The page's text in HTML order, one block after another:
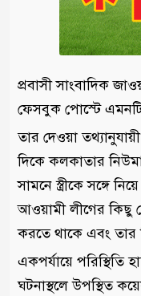
প্রবাসী সাংবাদিক
ফেসবুক পোস্টে এমনটি
তার দেওয়া
দিকে কলকাতার
সামনে স্ত্রীকে সঙ্গে
আওয়ামী লীগের কিছু
করতে থাকে এবং তার
একপর্যায়ে পরিস্থিতি
ঘটনাস্থলে উপস্থিত